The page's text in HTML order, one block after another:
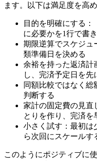
ます。以下は満足度を高
目的を明確にする：
に必要かを1行で書
期限逆算でスケジ
類準備日を決める
余裕を持った返済計
し、完済予定日を先
同額比較ではなく総
判断する
家計の固定費の見直
とりを作り、完済を
小さく試す：最初は
ら次回にスケールす
このようにポジティブに